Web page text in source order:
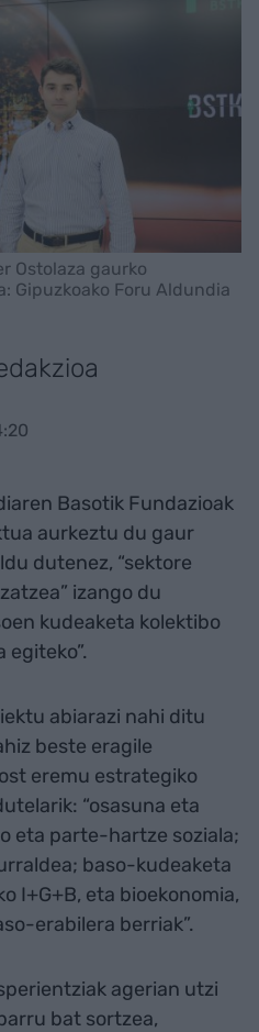
Ostolaza gaurko
Gipuzkoako Foru Aldundia
Basotik Fundazioak
aurkeztu du gaur
dutenez, “sektore
izango du
kudeaketa kolektibo
abiarazi nahi ditu
beste eragile
eremu estrategiko
“osasuna eta
eta parte-hartze soziala;
baso-kudeaketa
I+G+B, eta bioekonomia,
erabilera berriak”.
agerian utzi
bat sortzea,